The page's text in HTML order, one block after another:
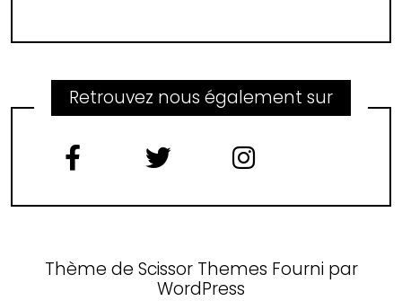
Retrouvez nous également sur
Thème de Scissor Themes Fourni par
WordPress